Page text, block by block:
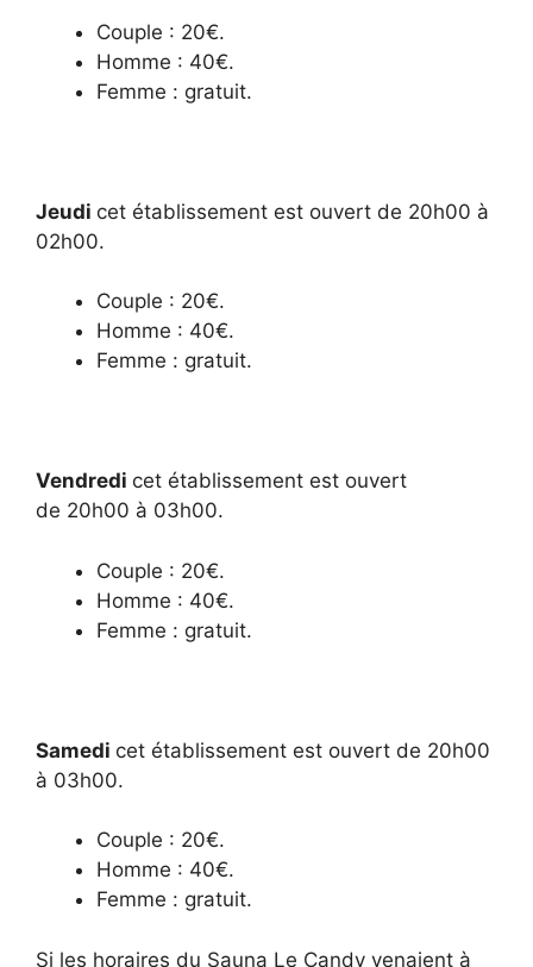
Couple : 20€.
Homme : 40€.
Femme : gratuit.
Jeudi cet établissement est ouvert de 20h00 à
02h00.
Couple : 20€.
Homme : 40€.
Femme : gratuit.
Vendredi cet établissement est ouvert
de 20h00 à 03h00.
Couple : 20€.
Homme : 40€.
Femme : gratuit.
Samedi cet établissement est ouvert de 20h00
à 03h00.
Couple : 20€.
Homme : 40€.
Femme : gratuit.
Si les horaires du Sauna Le Candy venaient à